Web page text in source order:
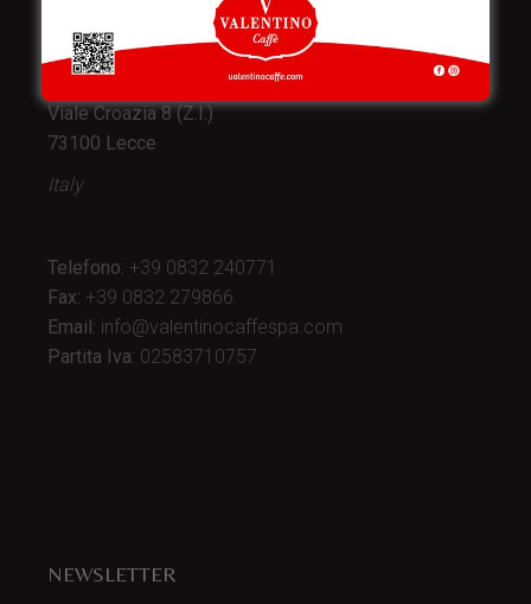
e produzione:
Viale Croazia 8 (Z.I.)
73100 Lecce
Italy
Telefono: +39 0832 240771
Fax: +39 0832 279866
Email: info@valentinocaffespa.com
Partita Iva: 02583710757
NEWSLETTER